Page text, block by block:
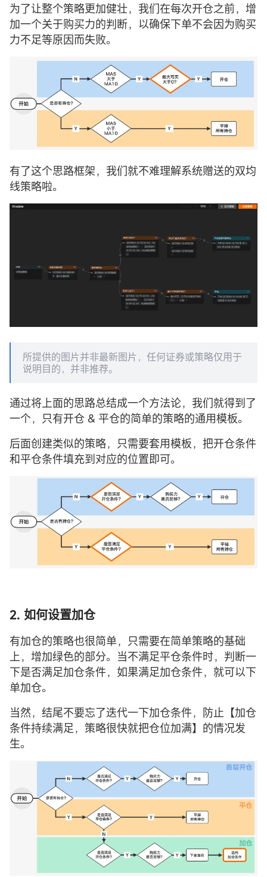
为了让整个策略更加健壮，我们在每次开仓之前，增
加一个关于购买力的判断，以确保下单不会因为购买
力不足等原因而失败。
有了这个思路框架，我们就不难理解系统赠送的双均
线策略啦。
所提供的图片并非最新图片，任何证券或策略仅用于
说明目的，并非推荐。
通过将上面的思路总结成一个方法论，我们就得到了
一个，只有开仓 & 平仓的简单的策略的通用模板。
后面创建类似的策略，只需要套用模板，把开仓条件
和平仓条件填充到对应的位置即可。
2. 如何设置加仓
有加仓的策略也很简单，只需要在简单策略的基础
上，增加绿色的部分。当不满足平仓条件时，判断一
下是否满足加仓条件，如果满足加仓条件，就可以下
单加仓。
当然，结尾不要忘了迭代一下加仓条件，防止【加仓
条件持续满足，策略很快就把仓位加满】的情况发
生。